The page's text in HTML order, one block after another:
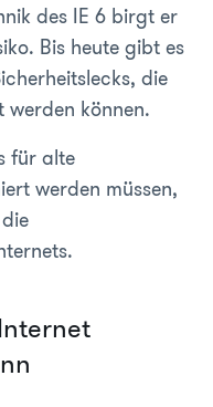
des IE 6 birgt er
Bis heute gibt es
die
können.
für alte
werden müssen,